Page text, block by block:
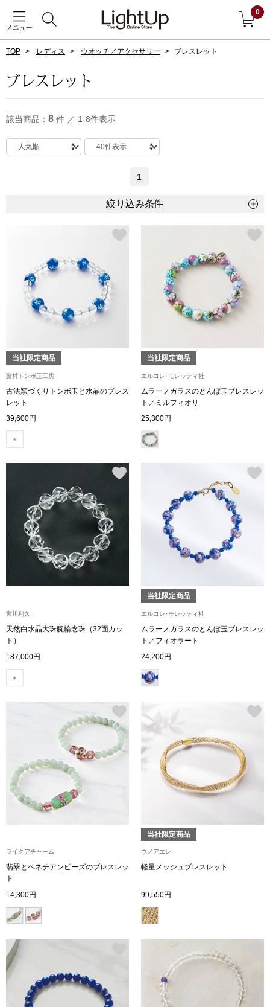
メニュー
0
すべて見る
アクセサリー
ン雑貨
BOGARD 最新号はこちら
集
タログ
すべて見る
アウター
その他
トップス
Tシャツ／カッ
シャツ
その他
ボトムス
パンツ／スラ
ルーム･アン
ルームウェア
アンダーウェア
ショルダーバ
TOP レディス ウオッチ／アクセサリー ブレスレット
ブレスレット
該当商品： 8 件 ／ 1-8件表示
1
絞り込み条件
当社限定商品
藤村トンボ玉工房
古法窯づくりトンボ玉と水晶のブレス
レット
39,600円
当社限定商品
エルコレ･モレッティ社
ムラーノガラスのとんぼ玉ブレスレッ
ト／ミルフィオリ
25,300円
宮川利久
天然白水晶大珠腕輪念珠（32面カッ
ト）
187,000円
当社限定商品
エルコレ･モレッティ社
ムラーノガラスのとんぼ玉ブレスレッ
ト／フィオラート
24,200円
ライクアチャーム
翡翠とベネチアンビーズのブレスレッ
ト
14,300円
当社限定商品
ウノアエレ
軽量メッシュブレスレット
99,550円